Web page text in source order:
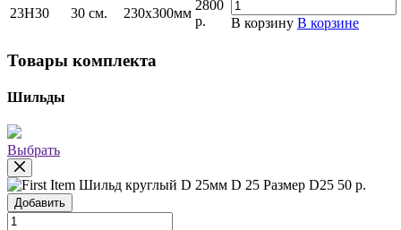
23H30
30 см. 230х300мм
2800
р.
В корзину В корзине
Товары комплекта
Шильды
Выбрать
Шильд круглый D 25мм D 25 Размер D25 50 р.
Добавить